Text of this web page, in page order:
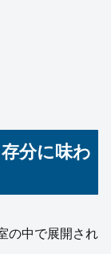
分に味わ
の中で展開され